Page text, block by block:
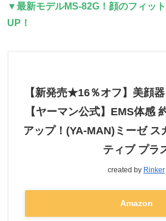
▼最新モデルMS-82G！顔のフィッ
UP！
【新発売★16％オフ】美顔
【ヤーマン公式】EMS体感
アップ！(YA-MAN)ミーゼ ス
ティブ プラ
created by Rinker
Amazon